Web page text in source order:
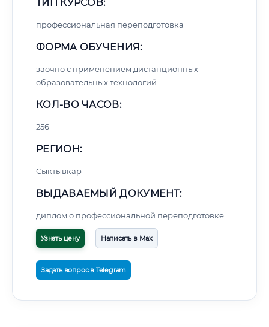
ТИП КУРСОВ:
профессиональная переподготовка
ФОРМА ОБУЧЕНИЯ:
заочно с применением дистанционных
образовательных технологий
КОЛ-ВО ЧАСОВ:
256
РЕГИОН:
Сыктывкар
ВЫДАВАЕМЫЙ ДОКУМЕНТ:
диплом о профессиональной переподготовке
Узнать цену Написать в Max
Задать вопрос в Telegram